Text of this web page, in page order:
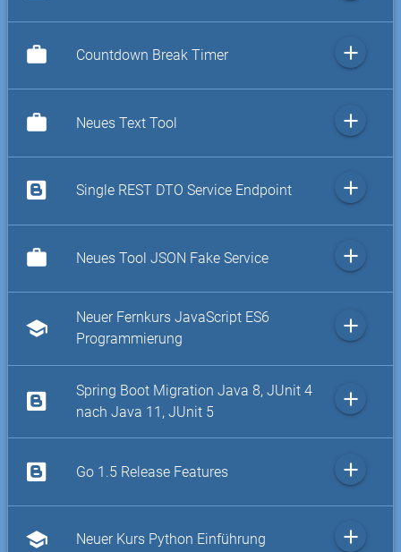
work Countdown Break Timer add
work Neues Text Tool add
Single REST DTO Service Endpoint add
work Neues Tool JSON Fake Service add
school
Neuer Fernkurs JavaScript ES6
Programmierung
add
Spring Boot Migration Java 8, JUnit 4
nach Java 11, JUnit 5
add
Go 1.5 Release Features add
school Neuer Kurs Python Einführung add